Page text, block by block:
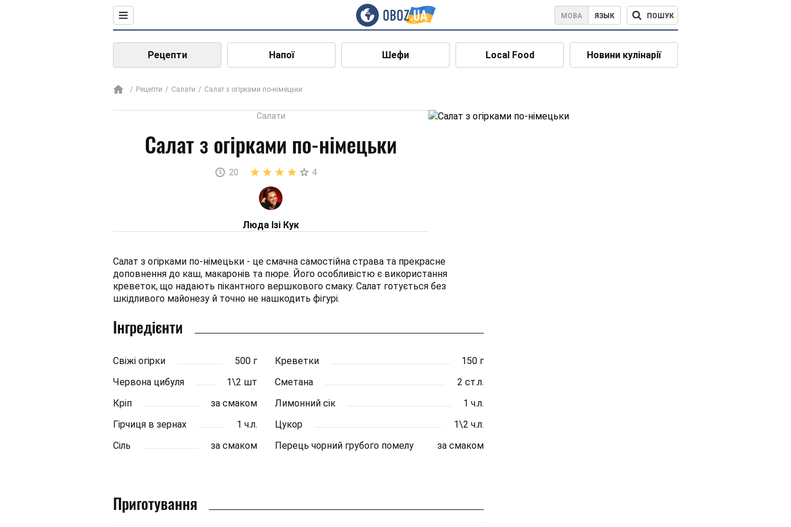
МОВА ЯЗЫК ПОШУК
Рецепти Напої Шефи Local Food Новини кулінарії
Рецепти Салати Салат з огірками по-німецьки
Салати
Салат з огірками по-німецьки
20 4
Люда Ізі Кук
Салат з огірками по-німецьки - це смачна самостійна страва та прекрасне
доповнення до каш, макаронів та пюре. Його особливістю є використання
креветок, що надають пікантного вершкового смаку. Салат готується без
шкідливого майонезу й точно не нашкодить фігурі.
Інгредієнти
Свіжі огірки 500 г Креветки
150 г
Червона цибуля
1\2 шт Сметана
2 ст.л.
Кріп
за смаком Лимонний сік
1 ч.л.
Гірчиця в зернах
1 ч.л. Цукор
1\2 ч.л.
Сіль
за смаком Перець чорний грубого помелу за смаком
Приготування